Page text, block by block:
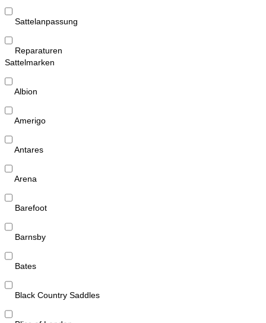
Sattelanpassung
Reparaturen
Sattelmarken
Albion
Amerigo
Antares
Arena
Barefoot
Barnsby
Bates
Black Country Saddles